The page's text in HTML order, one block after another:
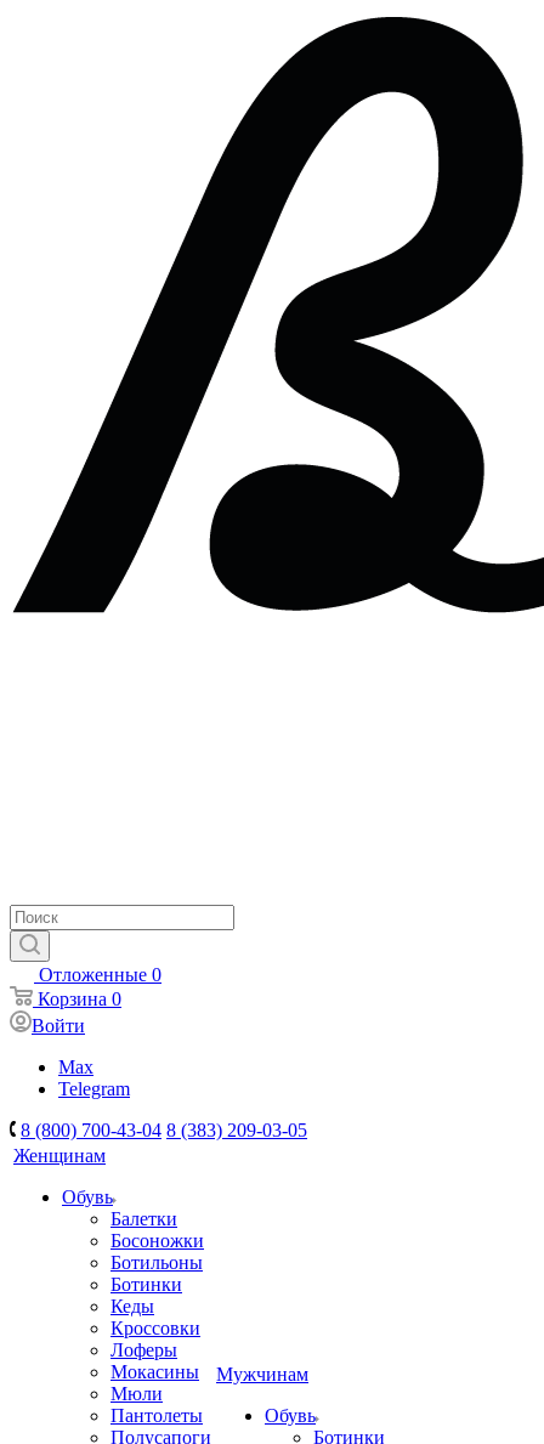
Отложенные 0
Корзина 0
Войти
Max
Telegram
8 (800) 700-43-04 8 (383) 209-03-05
Женщинам
Обувь
Балетки
Босоножки
Ботильоны
Ботинки
Кеды
Кроссовки
Лоферы
Мокасины
Мюли
Пантолеты
Полусапоги
Мужчинам
Обувь
Ботинки